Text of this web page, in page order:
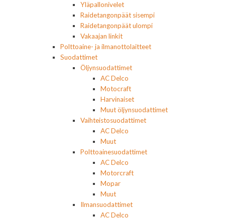
Yläpallonivelet
Raidetangonpäät sisempi
Raidetangonpäät ulompi
Vakaajan linkit
Polttoaine- ja ilmanottolaitteet
Suodattimet
Öljynsuodattimet
AC Delco
Motocraft
Harvinaiset
Muut öljynsuodattimet
Vaihteistosuodattimet
AC Delco
Muut
Polttoainesuodattimet
AC Delco
Motorcraft
Mopar
Muut
Ilmansuodattimet
AC Delco